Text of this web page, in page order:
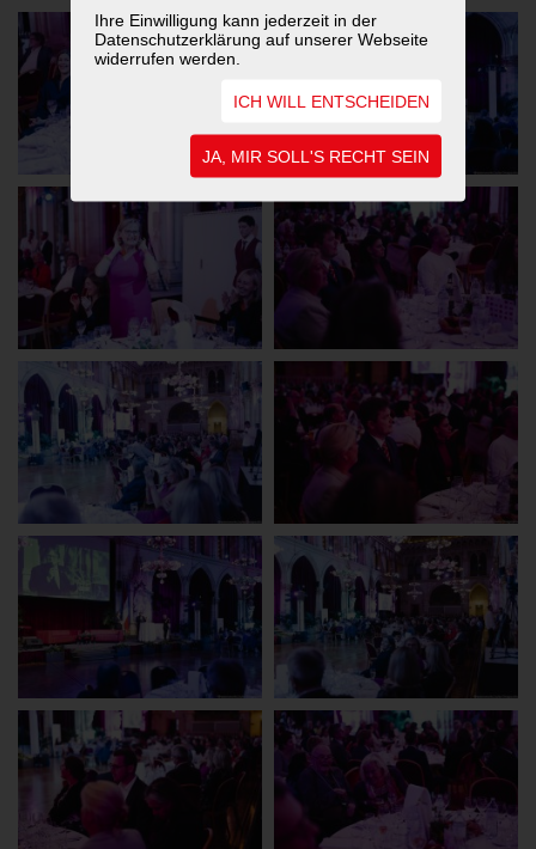
Ihre Einwilligung kann jederzeit in der
Datenschutzerklärung auf unserer Webseite
widerrufen werden.
ICH WILL ENTSCHEIDEN
JA, MIR SOLL'S RECHT SEIN